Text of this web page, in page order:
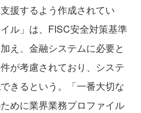
援するよう作成されてい
ル」は、FISC安全対策基準
え、金融システムに必要と
が考慮されており、システ
きるという。「一番大切な
めに業界業務プロファイル